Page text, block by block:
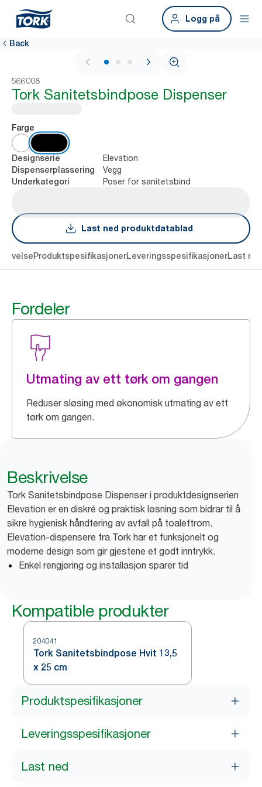
Logg på
Back
1 / 3
566008
Tork Sanitetsbindpose Dispenser
Farge
Designserie Elevation
Dispenserplassering Vegg
Underkategori Poser for sanitetsbind
Last ned produktdatablad
ProduktspesifikasjonerLeveringsspesifikasjonerLast
Fordeler
Utmating av ett tørk om gangen
Reduser sløsing med økonomisk utmating av ett
tørk om gangen.
Beskrivelse
Tork Sanitetsbindpose Dispenser i produktdesignserien
Elevation er en diskré og praktisk løsning som bidrar til å
sikre hygienisk håndtering av avfall på toalettrom.
Elevation-dispensere fra Tork har et funksjonelt og
moderne design som gir gjestene et godt inntrykk.
Enkel rengjøring og installasjon sparer tid
Kompatible produkter
204041
Tork Sanitetsbindpose Hvit 13,5
x 25 cm
Produktspesifikasjoner
Leveringsspesifikasjoner
Last ned